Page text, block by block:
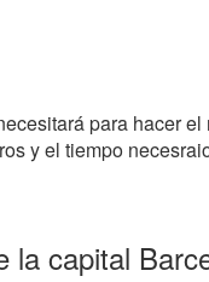
para hacer
y el tiempo
la capital